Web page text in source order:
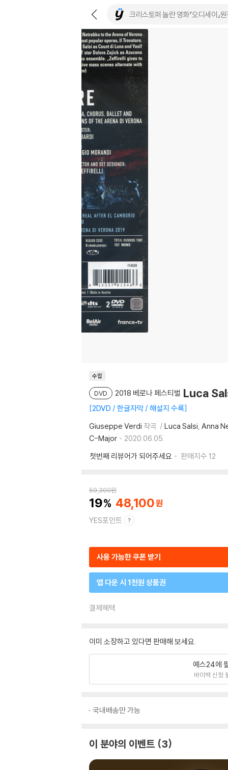
수입
DVD 2018 베로나 페스티벌 Luca
2DVD / 한글자막 / 해설지 수록
Giuseppe Verdi 작곡 Luca Salsi Anna
C-Major
2020.06.05.
첫번째 리뷰어가 되어주세요
판매지수 12
59,300원
19 48,100
YES포인트
사용 가능한 쿠폰 받기
앱 다운 시 1천원 상품권
결제혜택
이미 소장하고 있다면 판매해 보세요.
예스24에
바이백 신청
국내배송만 가능
이 분야의 이벤트 3